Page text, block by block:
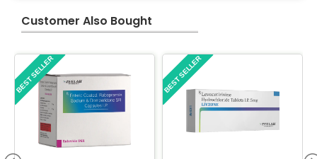
Customer Also Bought
BEST SELLER BEST SELLER